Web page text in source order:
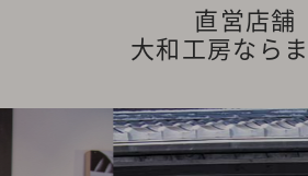
直営店舗
大和工房なら